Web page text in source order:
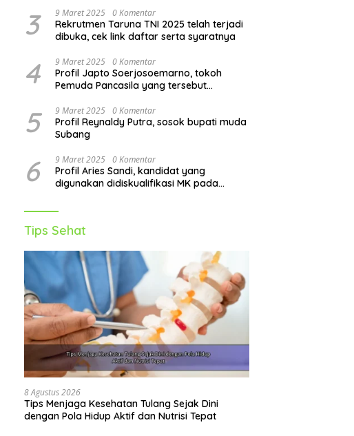
3 9 Maret 2025 0 Komentar
Rekrutmen Taruna TNI 2025 telah terjadi
dibuka, cek link daftar serta syaratnya
4 9 Maret 2025 0 Komentar
Profil Japto Soerjosoemarno, tokoh
Pemuda Pancasila yang tersebut
5 9 Maret 2025 0 Komentar
Profil Reynaldy Putra, sosok bupati muda
Subang
6 9 Maret 2025 0 Komentar
Profil Aries Sandi, kandidat yang
digunakan didiskualifikasi MK pada
Tips Sehat
8 Agustus 2026
Tips Menjaga Kesehatan Tulang Sejak Dini
dengan Pola Hidup Aktif dan Nutrisi Tepat